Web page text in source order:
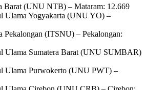
Barat (UNU NTB) – Mataram: 12.669
Ulama Yogyakarta (UNU YO) –
Pekalongan (ITSNU) – Pekalongan:
Ulama Sumatera Barat (UNU SUMBAR)
Ulama Purwokerto (UNU PWT) –